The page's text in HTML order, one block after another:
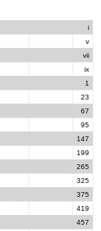
i
v
vii
ix
1
23
67
95
147
199
265
325
375
419
457